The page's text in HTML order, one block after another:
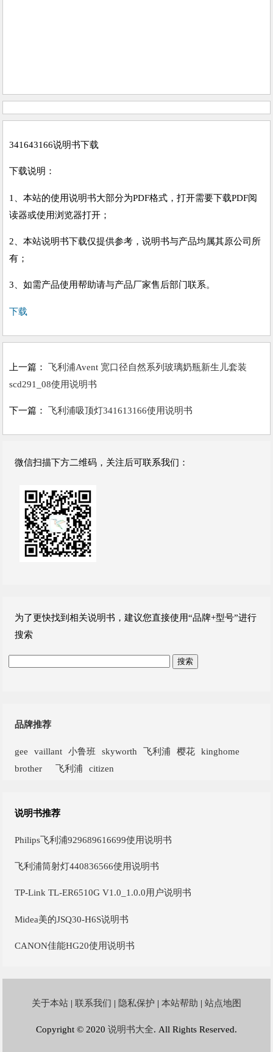
341643166说明书下载
下载说明：
1、本站的使用说明书大部分为PDF格式，打开需要下载PDF阅
读器或使用浏览器打开；
2、本站说明书下载仅提供参考，说明书与产品均属其原公司所
有；
3、如需产品使用帮助请与产品厂家售后部门联系。
下载
上一篇：飞利浦Avent 宽口径自然系列玻璃奶瓶新生儿套装
scd291_08使用说明书
下一篇：飞利浦吸顶灯341613166使用说明书
微信扫描下方二维码，关注后可联系我们：
为了更快找到相关说明书，建议您直接使用“品牌+型号”进行
搜索
品牌推荐
gee vaillant 小鲁班 skyworth 飞利浦 樱花
kinghome
brother
飞利浦 citizen
说明书推荐
Philips飞利浦929689616699使用说明书
飞利浦筒射灯440836566使用说明书
TP-Link TL-ER6510G V1.0_1.0.0用户说明书
Midea美的JSQ30-H6S说明书
CANON佳能HG20使用说明书
关于本站 | 联系我们 | 隐私保护 | 本站帮助 | 站点地图
Copyright © 2020 说明书大全. All Rights Reserved.